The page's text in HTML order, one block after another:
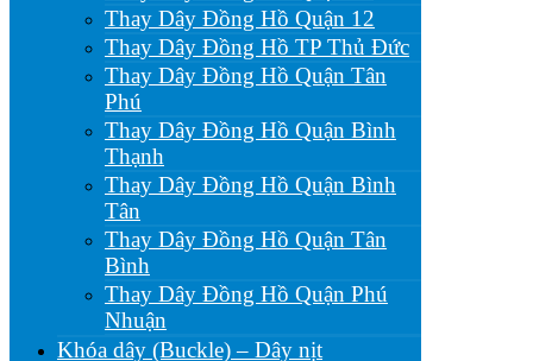
Thay Dây Đồng Hồ Quận 12
Thay Dây Đồng Hồ TP Thủ Đức
Thay Dây Đồng Hồ Quận Tân
Phú
Thay Dây Đồng Hồ Quận Bình
Thạnh
Thay Dây Đồng Hồ Quận Bình
Tân
Thay Dây Đồng Hồ Quận Tân
Bình
Thay Dây Đồng Hồ Quận Phú
Nhuận
Khóa dây (Buckle) – Dây nịt